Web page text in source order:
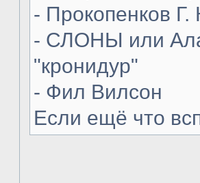
- Прокопенков Г.
- СЛОНЫ или
"кронидур"
- Фил Вилсон
Если ещё что